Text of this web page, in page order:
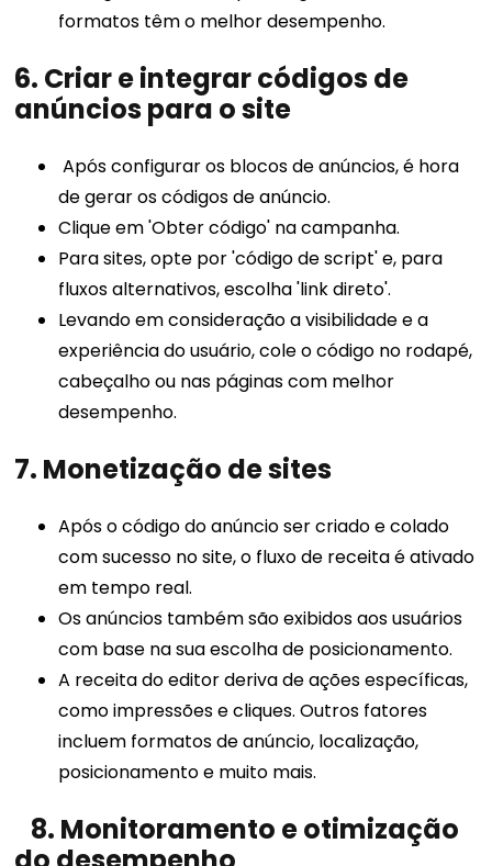
formatos têm o melhor desempenho.
6. Criar e integrar códigos de
anúncios para o site
Após configurar os blocos de anúncios, é hora
de gerar os códigos de anúncio.
Clique em 'Obter código' na campanha.
Para sites, opte por 'código de script' e, para
fluxos alternativos, escolha 'link direto'.
Levando em consideração a visibilidade e a
experiência do usuário, cole o código no rodapé,
cabeçalho ou nas páginas com melhor
desempenho.
7. Monetização de sites
Após o código do anúncio ser criado e colado
com sucesso no site, o fluxo de receita é ativado
em tempo real.
Os anúncios também são exibidos aos usuários
com base na sua escolha de posicionamento.
A receita do editor deriva de ações específicas,
como impressões e cliques. Outros fatores
incluem formatos de anúncio, localização,
posicionamento e muito mais.
8. Monitoramento e otimização